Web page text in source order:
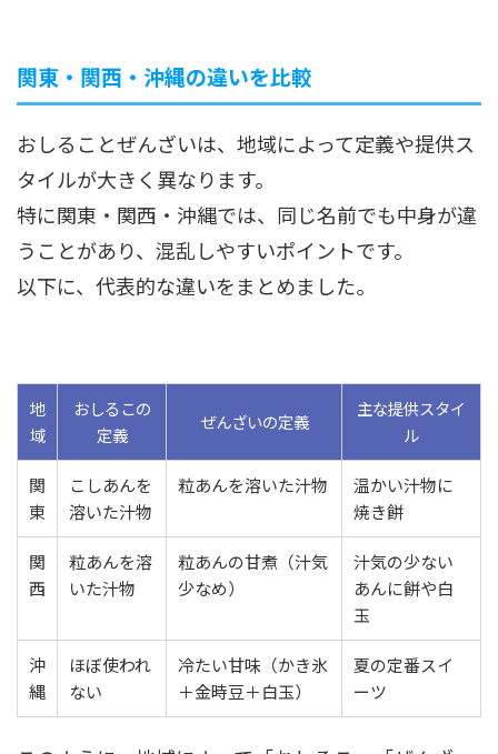
関東・関西・沖縄の違いを比較
おしることぜんざいは、地域によって定義や提供ス
タイルが大きく異なります。
特に関東・関西・沖縄では、同じ名前でも中身が違
うことがあり、混乱しやすいポイントです。
以下に、代表的な違いをまとめました。
地
域
おしるこの
定義
ぜんざいの定義
主な提供スタイ
ル
関
東
こしあんを
溶いた汁物
粒あんを溶いた汁物
温かい汁物に
焼き餅
関
西
粒あんを溶
いた汁物
粒あんの甘煮（汁気
少なめ）
汁気の少ない
あんに餅や白
玉
沖
縄
ほぼ使われ
ない
冷たい甘味（かき氷
＋金時豆＋白玉）
夏の定番スイ
ーツ